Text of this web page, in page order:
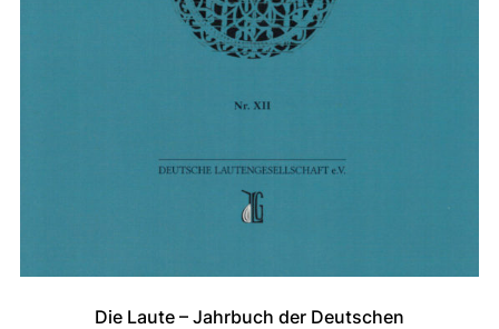
Die Laute – Jahrbuch der Deutschen